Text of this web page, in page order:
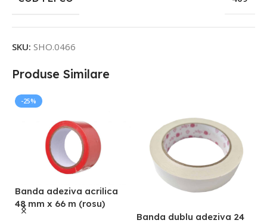
SKU: SHO.0466
Produse Similare
-25%
Banda adeziva acrilica
48 mm x 66 m (rosu)
Banda dublu adeziva 24